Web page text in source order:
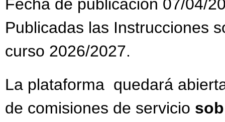
Fecha de publicación 07/04/
Publicadas las Instrucciones
curso 2026/2027.
La plataforma quedará
de comisiones de servicio